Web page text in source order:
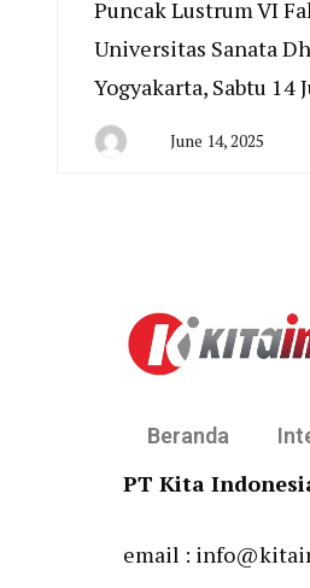
Puncak Lustrum VI
Universitas Sanata
Yogyakarta, Sabtu 14
June 14, 2025
Beranda
PT Kita
email :